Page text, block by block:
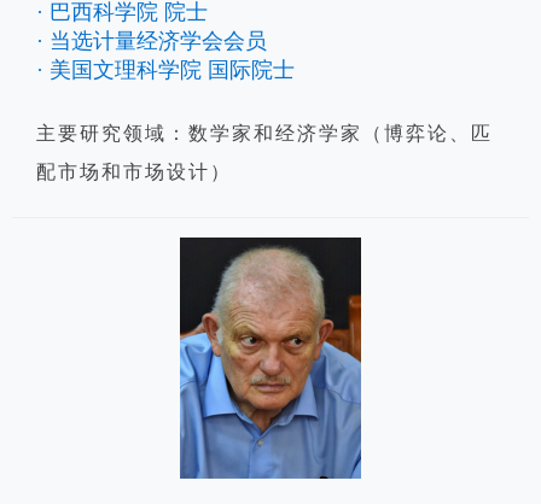
· 巴西科学院 院士
· 当选计量经济学会会员
· 美国文理科学院 国际院士
主要研究领域：数学家和经济学家（博弈论、匹
配市场和市场设计）